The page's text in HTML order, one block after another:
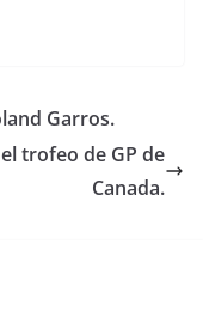
Garros.
trofeo de GP de
Canada.